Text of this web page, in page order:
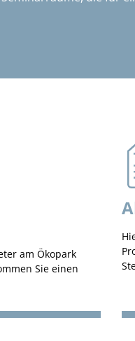
am Ökopark
Sie einen